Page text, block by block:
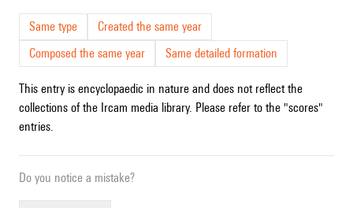
Same type
Created the same year
Composed the same year
Same detailed formation
This entry is encyclopaedic in nature and does not reflect the
collections of the Ircam media library. Please refer to the "scores"
entries.
Do you notice a mistake?